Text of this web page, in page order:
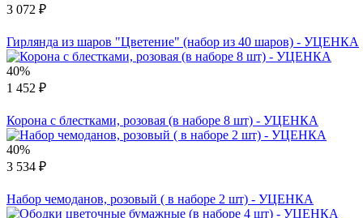
3 072 ₽
Гирлянда из шаров "Цветение" (набор из 40 шаров) - УЦЕНКА
40%
1 452 ₽
Корона с блестками, розовая (в наборе 8 шт) - УЦЕНКА
40%
3 534 ₽
Набор чемоданов, розовый ( в наборе 2 шт) - УЦЕНКА